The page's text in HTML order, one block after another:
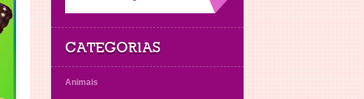
CATEGORIAS
Animais